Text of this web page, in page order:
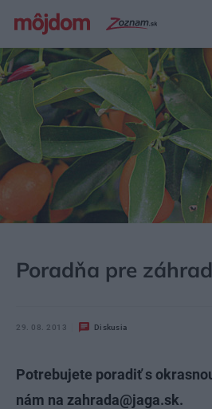
Poradňa pre
29. 08. 2013 Diskusia
Potrebujete poradiť s
nám na zahrada@jaga.sk.